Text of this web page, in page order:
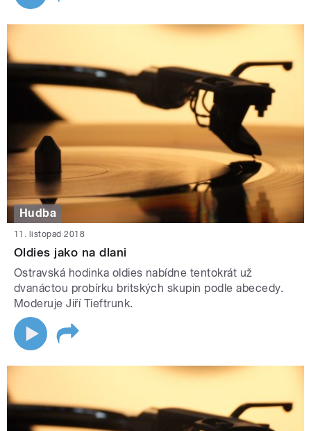
Hudba
11. listopad 2018
Oldies jako na dlani
Ostravská hodinka oldies nabídne tentokrát už
dvanáctou probírku britských skupin podle abecedy.
Moderuje Jiří Tieftrunk.